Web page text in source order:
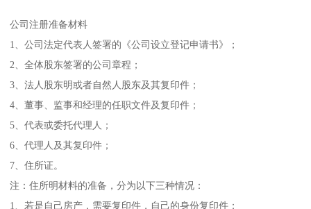
公司注册准备材料
1、公司法定代表人签署的《公司设立登记申请书》；
2、全体股东签署的公司章程；
3、法人股东明或者自然人股东及其复印件；
4、董事、监事和经理的任职文件及复印件；
5、代表或委托代理人；
6、代理人及其复印件；
7、住所证。
注：住所明材料的准备，分为以下三种情况：
1、若是自己房产，需要复印件，自己的身份复印件；